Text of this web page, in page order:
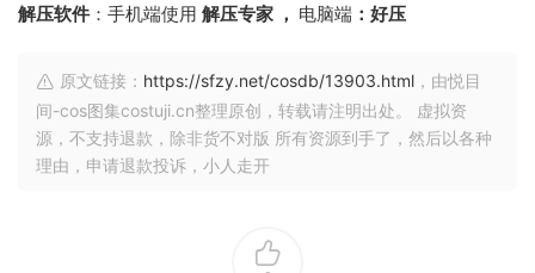
解压软件 ：手机端使用 解压专家 ， 电脑端 ：好压
原文链接： https://sfzy.net/cosdb/13903.html ，由悦目
间-cos图集costuji.cn整理原创，转载请注明出处。 虚拟资
源，不支持退款，除非货不对版 所有资源到手了，然后以各种
理由，申请退款投诉，小人走开